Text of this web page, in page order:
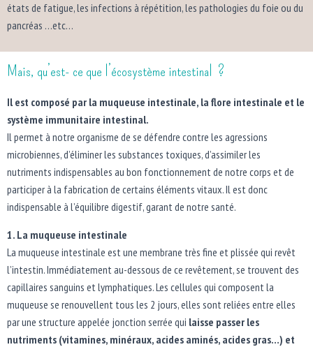
états de fatigue, les infections à répétition, les pathologies du foie ou du
pancréas …etc…
Mais, qu’est- ce que l’écosystème intestinal ?
Il est composé par la muqueuse intestinale, la flore intestinale et le
système immunitaire intestinal.
Il permet à notre organisme de se défendre contre les agressions
microbiennes, d’éliminer les substances toxiques, d’assimiler les
nutriments indispensables au bon fonctionnement de notre corps et de
participer à la fabrication de certains éléments vitaux. Il est donc
indispensable à l’équilibre digestif, garant de notre santé.
1. La muqueuse intestinale
La muqueuse intestinale est une membrane très fine et plissée qui revêt
l’intestin. Immédiatement au-dessous de ce revêtement, se trouvent des
capillaires sanguins et lymphatiques. Les cellules qui composent la
muqueuse se renouvellent tous les 2 jours, elles sont reliées entre elles
par une structure appelée jonction serrée qui laisse passer les
nutriments (vitamines, minéraux, acides aminés, acides gras…) et